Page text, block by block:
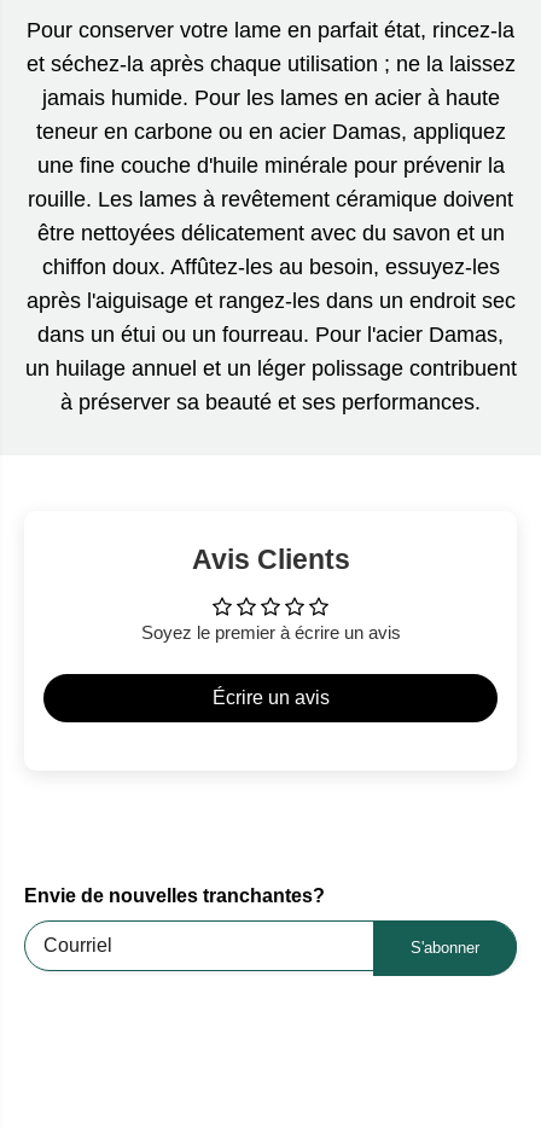
Pour conserver votre lame en parfait état, rincez-la
et séchez-la après chaque utilisation ; ne la laissez
jamais humide. Pour les lames en acier à haute
teneur en carbone ou en acier Damas, appliquez
une fine couche d'huile minérale pour prévenir la
rouille. Les lames à revêtement céramique doivent
être nettoyées délicatement avec du savon et un
chiffon doux. Affûtez-les au besoin, essuyez-les
après l'aiguisage et rangez-les dans un endroit sec
dans un étui ou un fourreau. Pour l'acier Damas,
un huilage annuel et un léger polissage contribuent
à préserver sa beauté et ses performances.
Avis Clients
Soyez le premier à écrire un avis
Écrire un avis
Envie de nouvelles tranchantes?
S'abonner